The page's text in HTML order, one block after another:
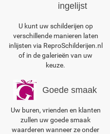
ingelijst
U kunt uw schilderijen op
verschillende manieren laten
inlijsten via ReproSchilderijen.nl
of in de galerieën van uw
keuze.
Goede smaak
Uw buren, vrienden en klanten
zullen uw goede smaak
waarderen wanneer ze onder